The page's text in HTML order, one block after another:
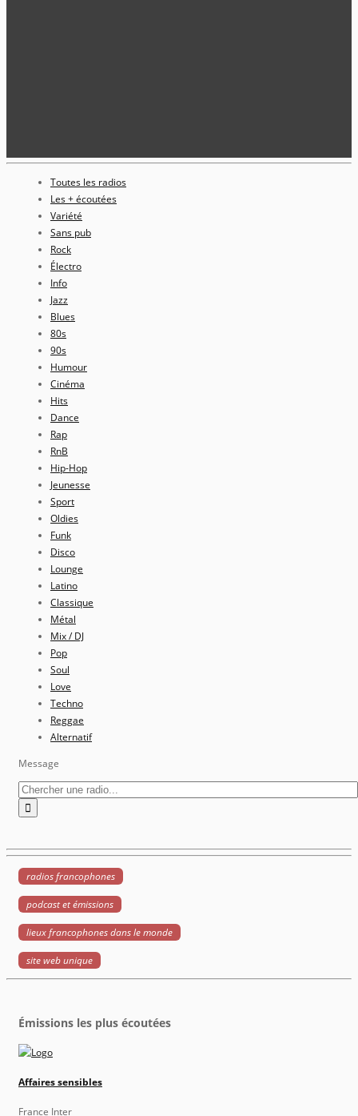
Toutes les radios
Les + écoutées
Variété
Sans pub
Rock
Électro
Info
Jazz
Blues
80s
90s
Humour
Cinéma
Hits
Dance
Rap
RnB
Hip-Hop
Jeunesse
Sport
Oldies
Funk
Disco
Lounge
Latino
Classique
Métal
Mix / DJ
Pop
Soul
Love
Techno
Reggae
Alternatif
Message
radios francophones
podcast et émissions
lieux francophones dans le monde
site web unique
Émissions les plus écoutées
Affaires sensibles
France Inter